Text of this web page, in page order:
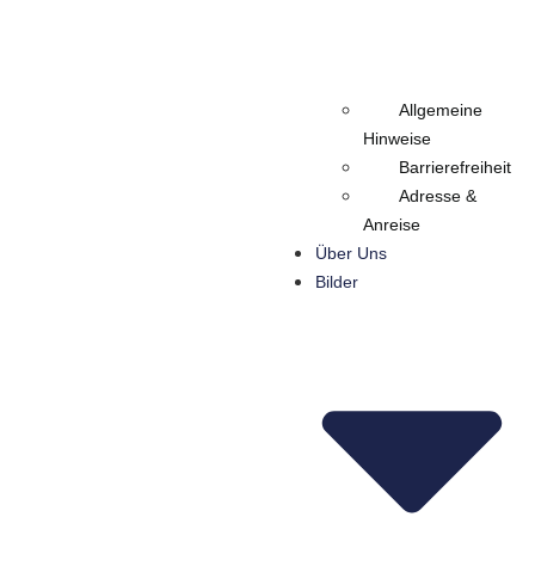
Allgemeine
Hinweise
Barrierefreiheit
Adresse &
Anreise
Über Uns
Bilder